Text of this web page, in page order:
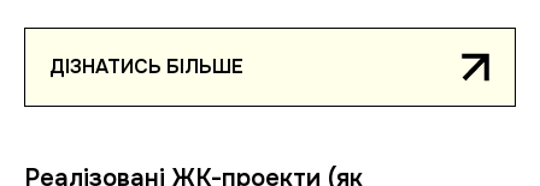
ДIЗНАТИСЬ БIЛЬШЕ
Реалізовані ЖК-проекти (як